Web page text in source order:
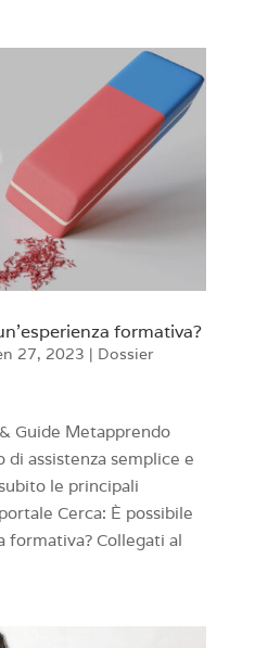
formativa?
27, 2023 | Dossier
Guide Metapprendo
di assistenza semplice e
le principali
Cerca: È possibile
formativa? Collegati al